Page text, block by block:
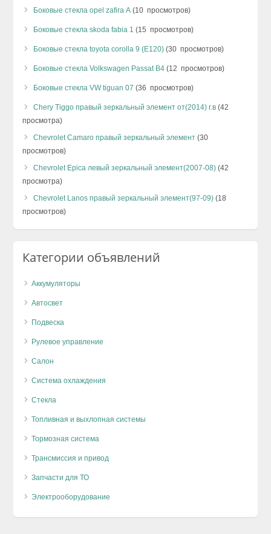
Боковые стекла opel zafira А (10 просмотров)
Боковые стекла skoda fabia 1 (15 просмотров)
Боковые стекла toyota corolla 9 (E120) (30 просмотров)
Боковые стекла Volkswagen Passat B4 (12 просмотров)
Боковые стекла VW tiguan 07 (36 просмотров)
Chery Tiggo правый зеркальный элемент от(2014) г.в (42
просмотра)
Chevrolet Camaro правый зеркальный элемент (30
просмотров)
Chevrolet Epica левый зеркальный элемент(2007-08) (42
просмотра)
Chevrolet Lanos правый зеркальный элемент(97-09) (18
просмотров)
Категории объявлений
Аккумуляторы
Автосвет
Подвеска
Рулевое управление
Салон
Система охлаждения
Стекла
Топливная и выхлопная системы
Тормозная система
Трансмиссия и привод
Запчасти для ТО
Электрооборудование